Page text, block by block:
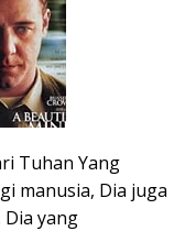
Tuhan Yang
manusia, Dia juga
yang